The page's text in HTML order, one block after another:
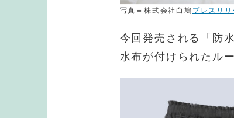
写真＝株式会社白鳩 プレスリリ
今回発売される「防
水布が付けられたル